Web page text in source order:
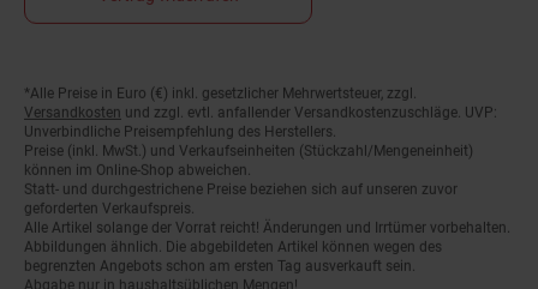
Fußnoten
*Alle Preise in Euro (€) inkl. gesetzlicher Mehrwertsteuer, zzgl.
Versandkosten und zzgl. evtl. anfallender Versandkostenzuschläge. UVP:
Unverbindliche Preisempfehlung des Herstellers.
Preise (inkl. MwSt.) und Verkaufseinheiten (Stückzahl/Mengeneinheit)
können im Online-Shop abweichen.
Statt- und durchgestrichene Preise beziehen sich auf unseren zuvor
geforderten Verkaufspreis.
Alle Artikel solange der Vorrat reicht! Änderungen und Irrtümer vorbehalten.
Abbildungen ähnlich. Die abgebildeten Artikel können wegen des
begrenzten Angebots schon am ersten Tag ausverkauft sein.
Abgabe nur in haushaltsüblichen Mengen!